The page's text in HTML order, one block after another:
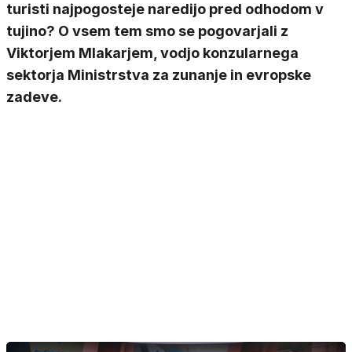
turisti najpogosteje naredijo pred odhodom v
tujino? O vsem tem smo se pogovarjali z
Viktorjem Mlakarjem, vodjo konzularnega
sektorja Ministrstva za zunanje in evropske
zadeve.